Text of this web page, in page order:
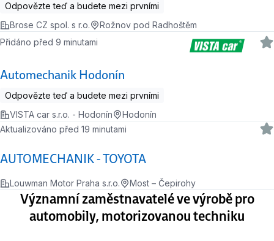
Odpovězte teď a budete mezi prvními
Brose CZ spol. s r.o.
Rožnov pod Radhoštěm
Automechanik Hodonín
Přidáno před 9 minutami
Odpovězte teď a budete mezi prvními
VISTA car s.r.o. - Hodonín
Hodonín
AUTOMECHANIK - TOYOTA
Aktualizováno před 19 minutami
Louwman Motor Praha s.r.o. Most – Čepirohy
Významní zaměstnavatelé ve výrobě pro
automobily, motorizovanou techniku